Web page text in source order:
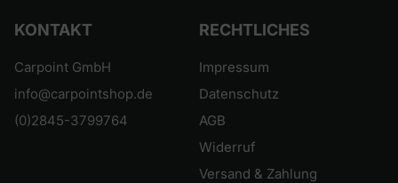
KONTAKT
Carpoint GmbH
info@carpointshop.de
(0)2845-3799764
RECHTLICHES
Impressum
Datenschutz
AGB
Widerruf
Versand & Zahlung